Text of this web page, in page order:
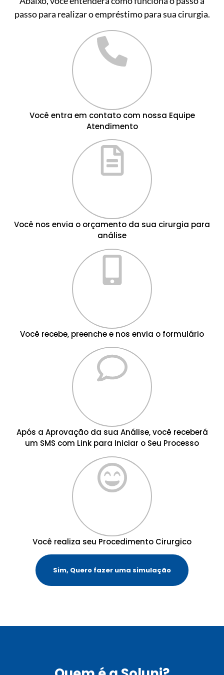
passo para realizar o empréstimo para sua cirurgia.
Você entra em contato com nossa Equipe
Atendimento
Você nos envia o orçamento da sua cirurgia para
análise
Você recebe, preenche e nos envia o formulário
Após a Aprovação da sua Análise, você receberá
um SMS com Link para Iniciar o Seu Processo
Você realiza seu Procedimento Cirurgico
Sim, Quero fazer uma simulação